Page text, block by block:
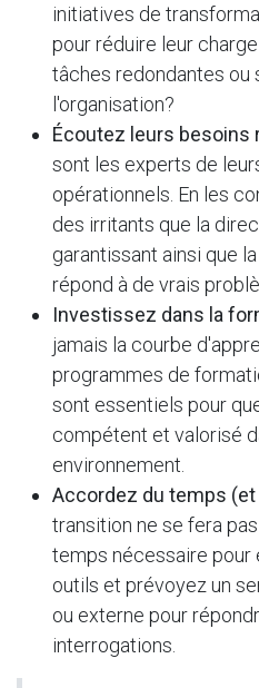
initiatives de
pour réduire leur
tâches redondantes ou
l'organisation?
Écoutez leurs besoins
sont les experts de
opérationnels. En les
des irritants que la
garantissant ainsi que
répond à de vrais
Investissez dans la
jamais la courbe
programmes de
sont essentiels pour
compétent et valorisé
environnement.
Accordez du temps
transition ne se fera
temps nécessaire pour
outils et prévoyez un
ou externe pour
interrogations.